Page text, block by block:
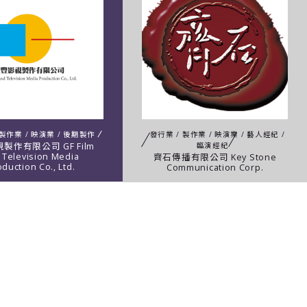
作業 / 映演業 / 後期製作
製作有限公司 GF Film
Media
Co., Ltd.
發行業 / 製作業 / 映演業 / 藝人經紀 /
臨演經紀
齊石傳播有限公司 Key Stone
Communication Corp.